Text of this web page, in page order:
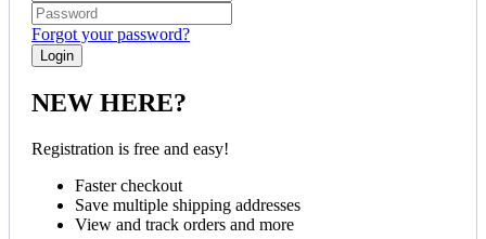
Forgot your password?
NEW HERE?
Registration is free and easy!
Faster checkout
Save multiple shipping addresses
View and track orders and more